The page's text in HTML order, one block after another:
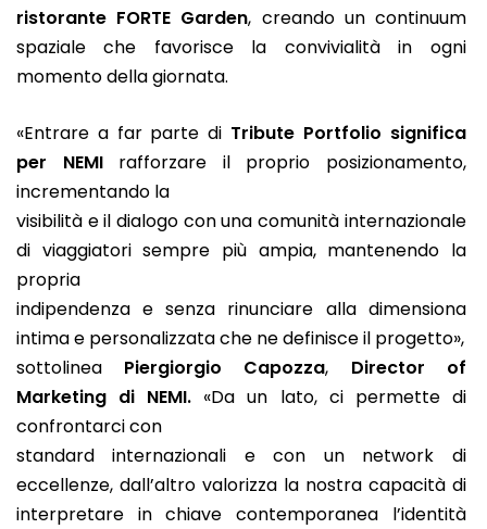
ristorante FORTE Garden, creando un continuum
spaziale che favorisce la convivialità in ogni
momento della giornata.
«Entrare a far parte di Tribute Portfolio significa
per NEMIrafforzare il proprio posizionamento,
incrementando la
visibilità e il dialogo con una comunità internazionale
di viaggiatori sempre più ampia, mantenendo la
propria
indipendenza e senza rinunciare alla dimensiona
intima e personalizzata che ne definisce il progetto»,
sottolinea Piergiorgio Capozza, Director of
Marketing di NEMI. «Da un lato, ci permette di
confrontarci con
standard internazionali e con un network di
eccellenze, dall’altro valorizza la nostra capacità di
interpretare in chiave contemporanea l’identità